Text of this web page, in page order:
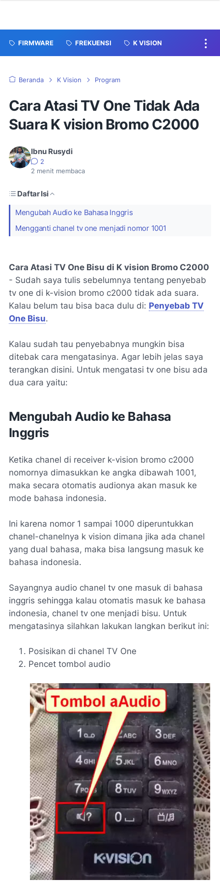
FIRMWARE FREKUENSI K VISION
Beranda K Vision Program
Cara Atasi TV One Tidak Ada
Suara K vision Bromo C2000
Ibnu Rusydi
2
2 menit membaca
Daftar Isi
Mengubah Audio ke Bahasa Inggris
Mengganti chanel tv one menjadi nomor 1001
Cara Atasi TV One Bisu di K vision Bromo C2000
- Sudah saya tulis sebelumnya tentang penyebab
tv one di k-vision bromo c2000 tidak ada suara.
Kalau belum tau bisa baca dulu di: Penyebab TV
One Bisu.
Kalau sudah tau penyebabnya mungkin bisa
ditebak cara mengatasinya. Agar lebih jelas saya
terangkan disini. Untuk mengatasi tv one bisu ada
dua cara yaitu:
Mengubah Audio ke Bahasa
Inggris
Ketika chanel di receiver k-vision bromo c2000
nomornya dimasukkan ke angka dibawah 1001,
maka secara otomatis audionya akan masuk ke
mode bahasa indonesia.
Ini karena nomor 1 sampai 1000 diperuntukkan
chanel-chanelnya k vision dimana jika ada chanel
yang dual bahasa, maka bisa langsung masuk ke
bahasa indonesia.
Sayangnya audio chanel tv one masuk di bahasa
inggris sehingga kalau otomatis masuk ke bahasa
indonesia, chanel tv one menjadi bisu. Untuk
mengatasinya silahkan lakukan langkan berikut ini:
Posisikan di chanel TV One
Pencet tombol audio